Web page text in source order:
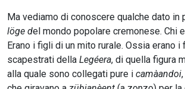
Ma vediamo di conoscere qualche dato in
löge del mondo popolare cremonese. Chi
Erano i figli di un mito rurale. Ossia erano i
scapestrati della Legéera, di quella figura
alla quale sono collegati pure i camàandoi